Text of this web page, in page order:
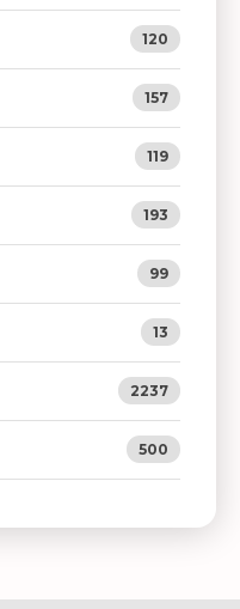
120
157
119
193
99
13
2237
500